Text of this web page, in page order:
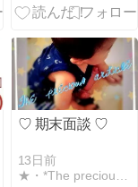
♡ 期末面談 ♡
13日前